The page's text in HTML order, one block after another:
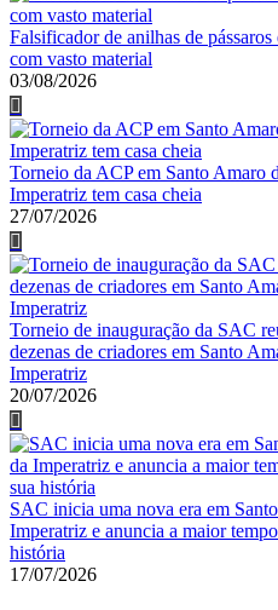
Falsificador de anilhas de pássaros
com vasto material
03/08/2026
Torneio da ACP em Santo Amaro
Imperatriz tem casa cheia
27/07/2026
Torneio de inauguração da SAC
dezenas de criadores em Santo
Imperatriz
20/07/2026
SAC inicia uma nova era em
Imperatriz e anuncia a maior
história
17/07/2026